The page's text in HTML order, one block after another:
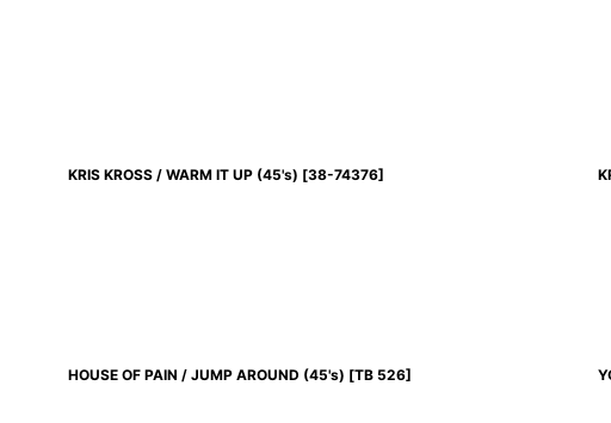
KRIS KROSS / WARM IT UP (45's) [38-74376]
HOUSE OF PAIN / JUMP AROUND (45's) [TB 526]